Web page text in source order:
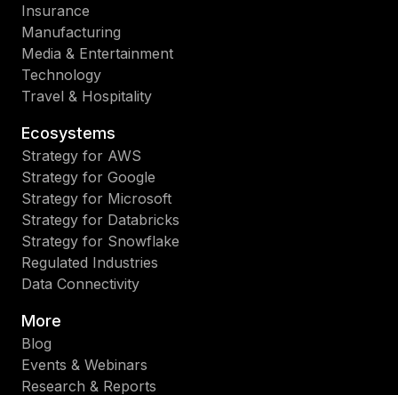
Insurance
Manufacturing
Media & Entertainment
Technology
Travel & Hospitality
Ecosystems
Strategy for AWS
Strategy for Google
Strategy for Microsoft
Strategy for Databricks
Strategy for Snowflake
Regulated Industries
Data Connectivity
More
Blog
Events & Webinars
Research & Reports